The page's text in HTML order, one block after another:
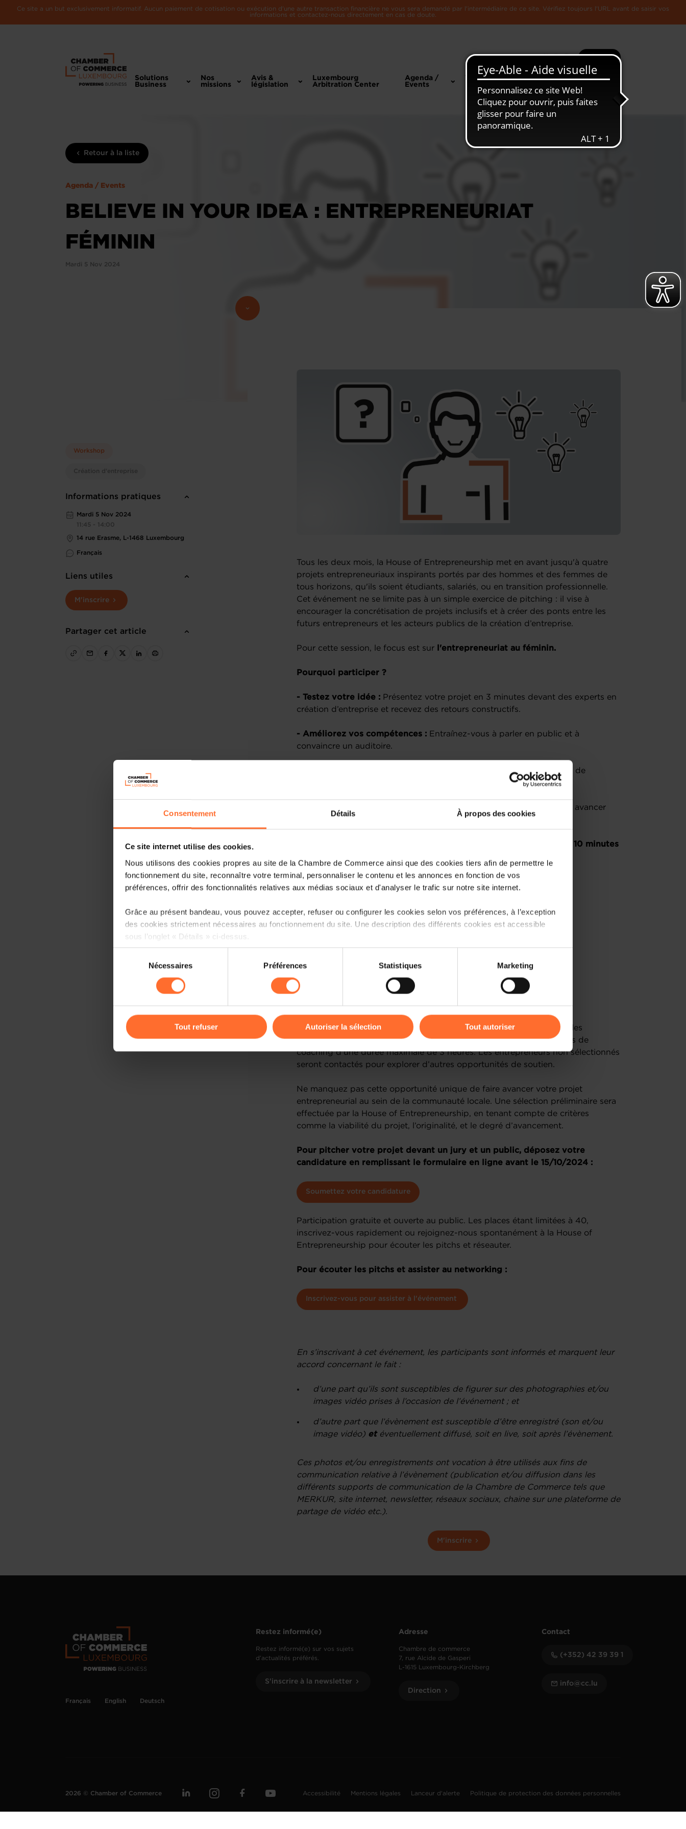
Consentement Détails À propos des cookies
Ce site internet utilise des cookies.
Nous utilisons des cookies propres au site de la Chambre de Commerce ainsi que des cookies tiers afin de permettre le
fonctionnement du site, reconnaître votre terminal, personnaliser le contenu et les annonces en fonction de vos
préférences, offrir des fonctionnalités relatives aux médias sociaux et d'analyser le trafic sur notre site internet.
Grâce au présent bandeau, vous pouvez accepter, refuser ou configurer les cookies selon vos préférences, à l’exception
des cookies strictement nécessaires au fonctionnement du site. Une description des différents cookies est accessible
sous l’onglet « Détails » ci-dessus.
Il est précisé que la navigation sur le site et certaines fonctionnalités (ex : lecture de vidéos, partage sur les réseaux
sociaux, sauvegarde des préférences de lecture vidéo, personnalisation de l’affichage du site) peuvent être affectées en
cas de refus de tous les cookies ou des cookies non nécessaires.
gauche de chaque page.
Charte d’usage des cookies
Politique de protection des données
consentement
Nécessaires Préférences Statistiques Marketing
Tout refuser Autoriser la sélection Tout autoriser
Ce site a un but exclusivement informatif. Aucun paiement de cotisation ou exécution d'une autre transaction financière ne vous sera demandé par l'intermédiaire de ce site. Vérifiez toujours l'URL avant de saisir vos
informations et contactez-nous directement en cas de doute.
Recherche Plus
Solutions
Business
Nos
missions
Avis &
législation
Luxembourg
Arbitration Center
Agenda /
Events
Toute
L'Economie
Retour à la liste
Agenda / Events
BELIEVE IN YOUR IDEA : ENTREPRENEURIAT
FÉMININ
Mardi 5 Nov 2024
Workshop
Création d'entreprise
Informations pratiques
Mardi 5 Nov 2024
11:45 - 14:00
14 rue Erasme, L-1468 Luxembourg
Français
Liens utiles
M'inscrire
Partager cet article
Tous les deux mois, la House of Entrepreneurship met en avant jusqu'à quatre
projets entrepreneuriaux inspirants portés par des hommes et des femmes de
tous horizons, qu'ils soient étudiants, salariés, ou en transition professionnelle.
Cet événement ne se limite pas à un simple exercice de pitching : il vise à
encourager la concrétisation de projets inclusifs et à créer des ponts entre les
futurs entrepreneurs et les acteurs publics de la création d’entreprise.
Pour cette session, le focus est sur l'entrepreneuriat au féminin.
Pourquoi participer ?
- Testez votre idée : Présentez votre projet en 3 minutes devant des experts en
création d’entreprise et recevez des retours constructifs.
- Améliorez vos compétences : Entraînez-vous à parler en public et à
convaincre un auditoire.
Participez à une session de
Faites le plein d’informations pour faire avancer
Les pitchs se déroulent en français ou en anglais et sont suivis de 10 minutes
Programme :
- 12h00-12h10 : Introduction
- 13h30-14h00: Networking lunch
Coaching personnalisé :
Les projets sélectionnés bénéficieront d’un coaching sur mesure par les
conseillers de la House of Entrepreneurship, avec une à deux sessions de
coaching d’une durée maximale de 3 heures. Les entrepreneurs non sélectionnés
seront contactés pour explorer d’autres opportunités de soutien.
Ne manquez pas cette opportunité unique de faire avancer votre projet
entrepreneurial au sein de la communauté locale. Une sélection préliminaire sera
effectuée par la House of Entrepreneurship, en tenant compte de critères
comme la viabilité du projet, l’originalité, et le degré d’avancement.
Pour pitcher votre projet devant un jury et un public, déposez votre
candidature en remplissant le formulaire en ligne avant le 15/10/2024 :
Soumettez votre candidature
Participation gratuite et ouverte au public. Les places étant limitées à 40,
inscrivez-vous rapidement ou rejoignez-nous spontanément à la House of
Entrepreneurship pour écouter les pitchs et réseauter.
Pour écouter les pitchs et assister au networking :
Inscrivez-vous pour assister à l'événement
En s’inscrivant à cet événement, les participants sont informés et marquent leur
accord concernant le fait :
d’une part qu’ils sont susceptibles de figurer sur des photographies et/ou
images vidéo prises à l’occasion de l’événement ; et
d’autre part que l’évènement est susceptible d’être enregistré (son et/ou
image vidéo) et éventuellement diffusé, soit en live, soit après l’évènement.
Ces photos et/ou enregistrements ont vocation à être utilisés aux fins de
communication relative à l’évènement (publication et/ou diffusion dans les
différents supports de communication de la Chambre de Commerce tels que
MERKUR, site internet, newsletter, réseaux sociaux, chaine sur une plateforme de
partage de vidéo etc.).
M'inscrire
Français English Deutsch
Restez informé(e)
Restez informé(e) sur vos sujets
d’actualités préférés.
S'inscrire à la newsletter
Adresse
Chambre de commerce
7, rue Alcide de Gasperi
L-1615 Luxembourg-Kirchberg
Direction
Contact
(+352) 42 39 39 1
info@cc.lu
2026 © Chamber of Commerce Accessibilité Mentions légales Lanceur d'alerte Politique de protection des données personnelles